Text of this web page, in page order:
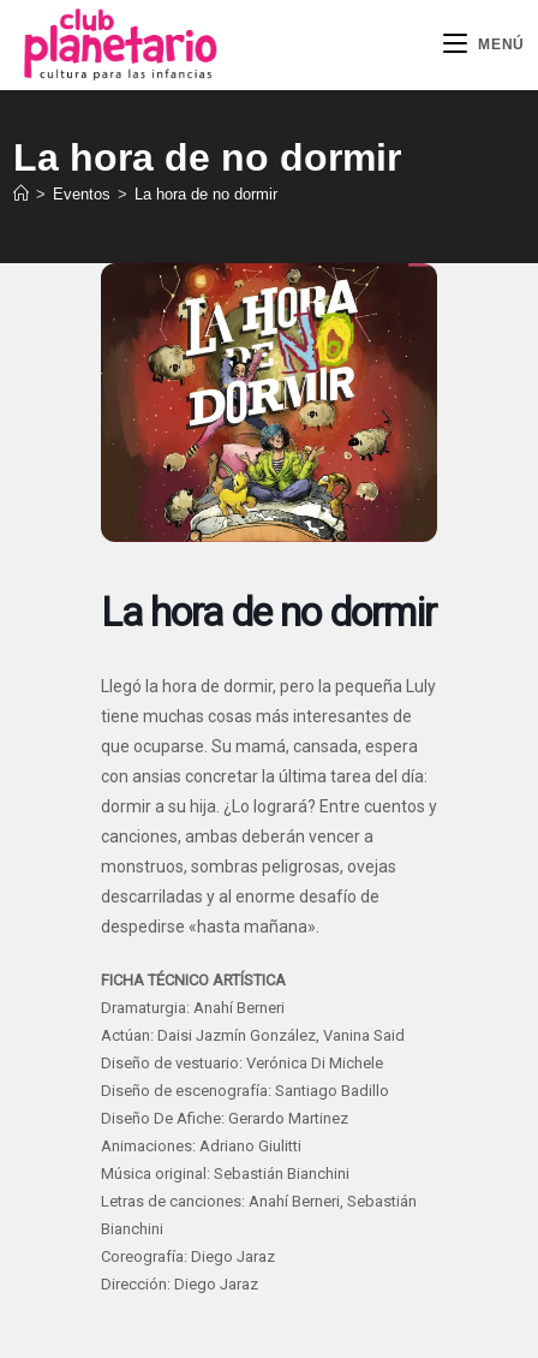
contenido
MENÚ
La hora de no dormir
> Eventos > La hora de no dormir
La hora de no dormir
Llegó la hora de dormir, pero la pequeña Luly
tiene muchas cosas más interesantes de
que ocuparse. Su mamá, cansada, espera
con ansias concretar la última tarea del día:
dormir a su hija. ¿Lo logrará? Entre cuentos y
canciones, ambas deberán vencer a
monstruos, sombras peligrosas, ovejas
descarriladas y al enorme desafío de
despedirse «hasta mañana».
FICHA TÉCNICO ARTÍSTICA
Dramaturgia: Anahí Berneri
Actúan: Daisi Jazmín González, Vanina Said
Diseño de vestuario: Verónica Di Michele
Diseño de escenografía: Santiago Badillo
Diseño De Afiche: Gerardo Martinez
Animaciones: Adriano Giulitti
Música original: Sebastián Bianchini
Letras de canciones: Anahí Berneri, Sebastián
Bianchini
Coreografía: Diego Jaraz
Dirección: Diego Jaraz